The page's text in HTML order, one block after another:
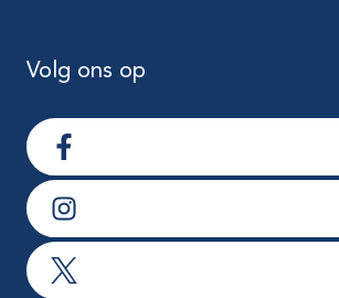
Volg ons op
Ga naar Facebook
Ga naar Instagram
Ga naar X